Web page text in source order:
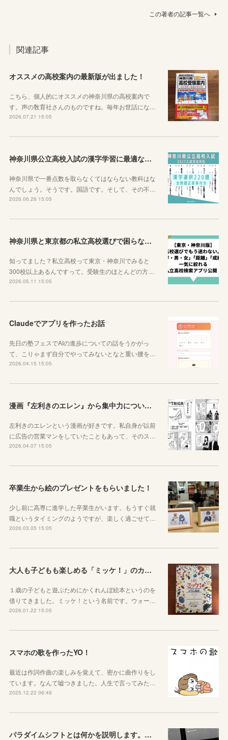
この著者の記事一覧へ
関連記事
オススメの高校案内の最新版が出ました！
こちら、個人的にオススメの神奈川県の高校案内で
す。声の敎育社さんのものですね。毎年お世話にな…
2026.07.21 15:05
神奈川県公立高校入試の漢字学習に最適な教材を紹介します！
神奈川県で一番点数を取らなくてはならない教科はな
んでしょう。そうです。国語です。そして、その不…
2026.06.26 15:05
神奈川県と東京都の私立高校選びで困らなくなるサイトを紹介するよ！
知ってました？私立高校って東京・神奈川でみると
300校以上あるんですって。受験生のほとんどの方…
2026.05.11 15:05
Claudeでアプリを作ったお話
先日の塾フェスでAIの進歩についての話をうかがっ
て、こりゃまず自分でやってみないとなと重い腰を…
2026.04.15 15:05
漫画『左利きのエレン』から集中力について学ぼう
左利きのエレンという漫画が好きです。私自身が以前
に広告の営業マンをしていたこともあって、そのス…
2026.04.07 15:05
卒業生から絵のプレゼントをもらいました！
少し前に高専に進学した卒業生がいます。もうすぐ就
職というタイミングのようですが、楽しく過ごせて…
2026.03.05 15:05
大人も子どもも楽しめる「ミッケ！」のカニに翻弄された話
１歳の子どもと遊ぶためにかくれんぼ絵本というのを
借りてきました。ミッケ！という名前です。ウォー…
2026.01.22 15:05
スマホの歌を作ったYO！
最近は作詞作曲の楽しみを覚えて、密かに曲作りをし
ています。なんて嘘つきました。人生で言ってみた…
2025.12.22 06:48
パラダイムシフトとは何かを説明します。あなたも使ってみましょう